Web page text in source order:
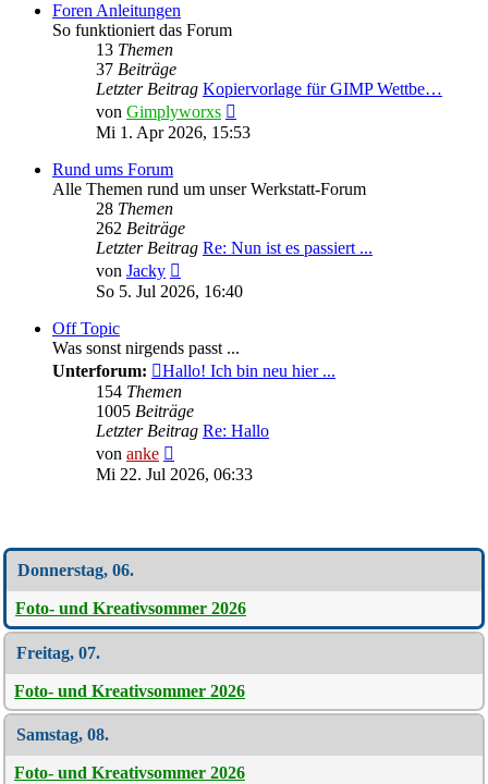
Foren Anleitungen
So funktioniert das Forum
13 Themen
37 Beiträge
Letzter Beitrag Kopiervorlage für GIMP Wettbe…
von Gimplyworxs
Beitrag
Mi 1. Apr 2026, 15:53
Rund ums Forum
Alle Themen rund um unser Werkstatt-Forum
28 Themen
262 Beiträge
Letzter Beitrag Re: Nun ist es passiert ...
von Jacky
Beitrag
So 5. Jul 2026, 16:40
Off Topic
Was sonst nirgends passt ...
Unterforum:
Hallo! Ich bin neu hier ...
154 Themen
1005 Beiträge
Letzter Beitrag Re: Hallo
von anke
Beitrag
Mi 22. Jul 2026, 06:33
Donnerstag, 06.
Foto- und Kreativsommer 2026
Freitag, 07.
Foto- und Kreativsommer 2026
Samstag, 08.
Foto- und Kreativsommer 2026